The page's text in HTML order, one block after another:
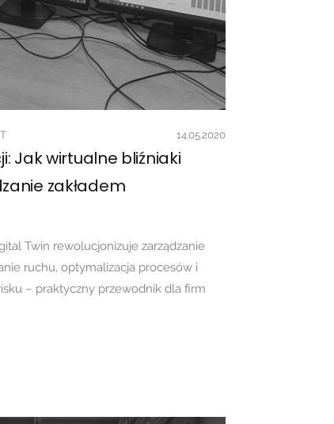
14.05.2020
Jak wirtualne bliźniaki
zakładem
Twin rewolucjonizuje zarządzanie
ruchu, optymalizacja procesów i
– praktyczny przewodnik dla firm